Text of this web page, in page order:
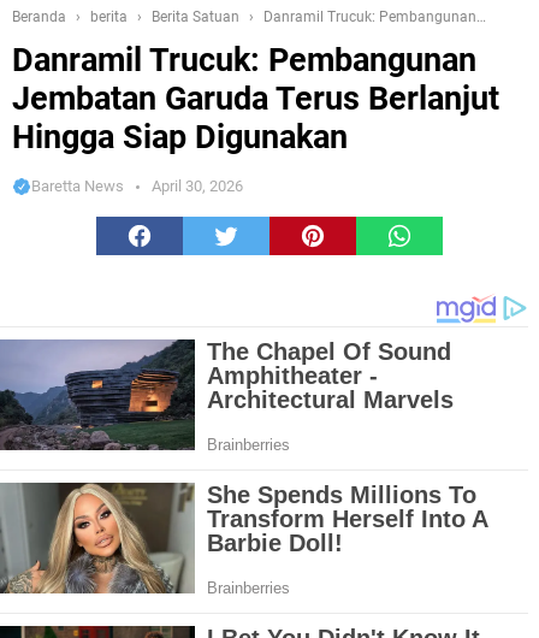
Beranda berita Berita Satuan
Danramil Trucuk: Pembangunan
Danramil Trucuk: Pembangunan
Jembatan Garuda Terus Berlanjut
Hingga Siap Digunakan
Baretta News April 30, 2026